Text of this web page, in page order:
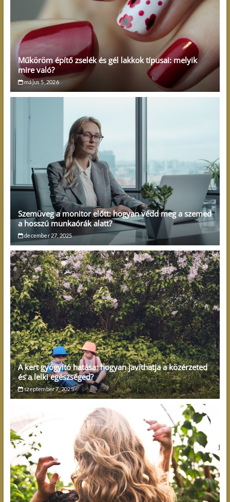
Műköröm építő zselék és gél lakkok típusai: melyik
mire való?
május 5, 2026
Szemüveg a monitor előtt: hogyan védd meg a szemed
a hosszú munkaórák alatt?
december 27, 2025
A kert gyógyító hatása: hogyan javíthatja a közérzeted
és a lelki egészséged?
szeptember 7, 2025